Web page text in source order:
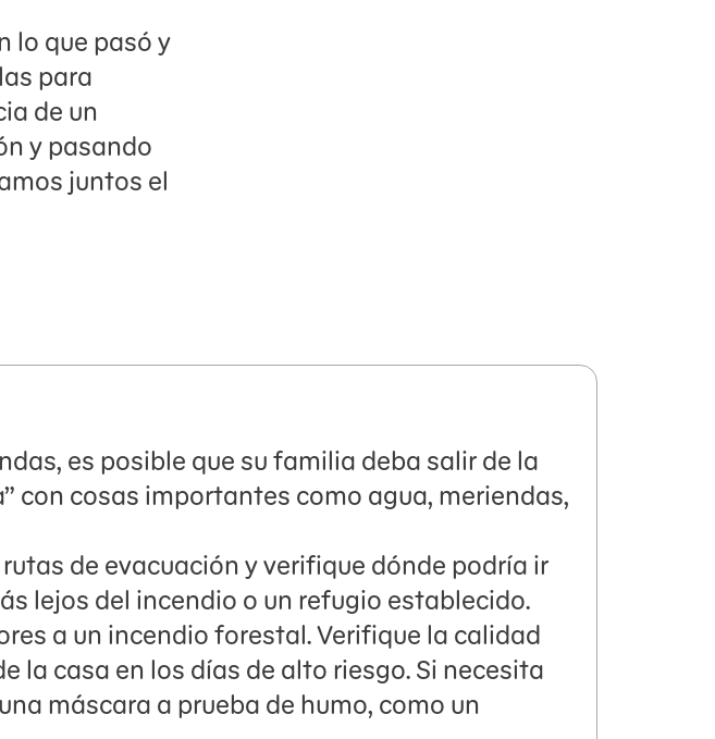
lo que pasó y
para
de un
y pasando
juntos el
es posible que su familia deba salir de la
con cosas importantes como agua, meriendas,
de evacuación y verifique dónde podría ir
lejos del incendio o un refugio establecido.
a un incendio forestal. Verifique la calidad
la casa en los días de alto riesgo. Si necesita
máscara a prueba de humo, como un